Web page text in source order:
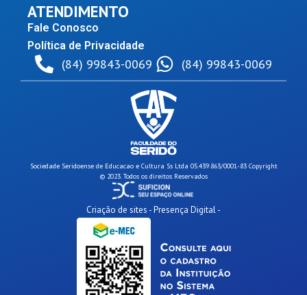
ATENDIMENTO
Fale Conosco
Política de Privacidade
(84) 99843-0069 (84) 99843-0069
Sociedade Seridoense de Educacao e Cultura Ss Ltda 05.439.863/0001-83 Copyright
© 2023. Todos os direitos Reservados
Criação de sites - Presença Digital -